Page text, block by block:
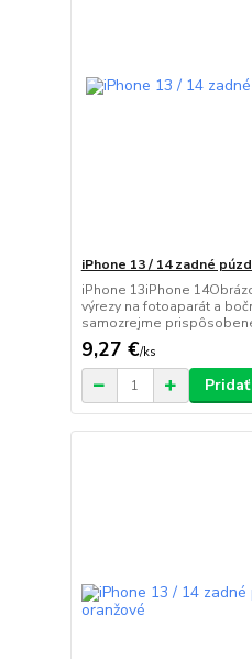
iPhone 13 / 14 zadné
iPhone 13iPhone
výrezy na fotoaparát a
samozrejme
9,27 €/ks